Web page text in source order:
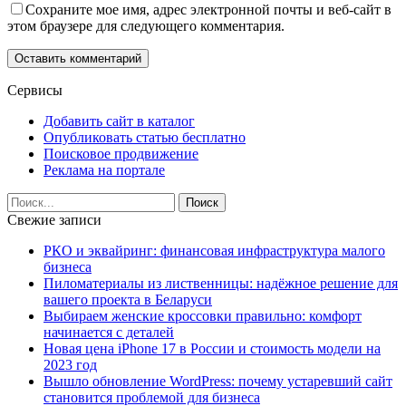
Сохраните мое имя, адрес электронной почты и веб-сайт в
этом браузере для следующего комментария.
Сервисы
Добавить сайт в каталог
Опубликовать статью бесплатно
Поисковое продвижение
Реклама на портале
Свежие записи
РКО и эквайринг: финансовая инфраструктура малого
бизнеса
Пиломатериалы из лиственницы: надёжное решение для
вашего проекта в Беларуси
Выбираем женские кроссовки правильно: комфорт
начинается с деталей
Новая цена iPhone 17 в России и стоимость модели на
2023 год
Вышло обновление WordPress: почему устаревший сайт
становится проблемой для бизнеса